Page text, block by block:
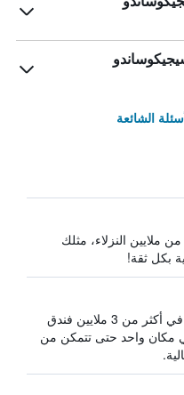
الشائعة
ملايين النزلاء، مثلك
بكل ثقة!
يبحث HotelsCombined في أكثر من 3 ملايين فندق
مكان واحد حتى تتمكن من